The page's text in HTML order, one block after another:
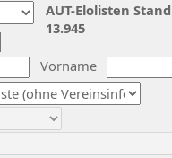
Vorname
AUT-Elolisten
13.945